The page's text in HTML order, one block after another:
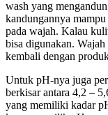
wash yang
kandungannya
pada wajah. Kalau
bisa digunakan.
kembali dengan
Untuk pH-nya juga
berkisar antara 4,2 –
yang memiliki kadar